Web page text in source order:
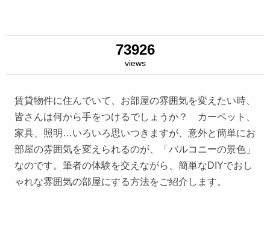
73926
views
賃貸物件に住んでいて、お部屋の雰囲気を変えたい時、
皆さんは何から手をつけるでしょうか？ カーペット、
家具、照明…いろいろ思いつきますが、意外と簡単にお
部屋の雰囲気を変えられるのが、「バルコニーの景色」
なのです。筆者の体験を交えながら、簡単なDIYでおし
ゃれな雰囲気の部屋にする方法をご紹介します。